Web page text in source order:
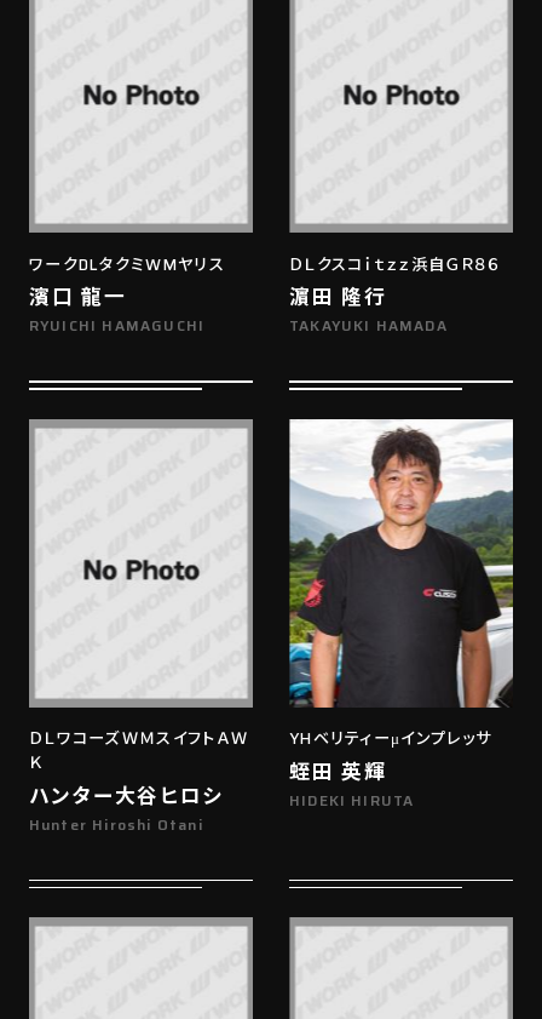
ワークDLタクミWMヤリス
濱口 龍一
RYUICHI HAMAGUCHI
ＤＬクスコｉｔｚｚ浜自ＧＲ８６
濵田 隆行
TAKAYUKI HAMADA
ＤＬワコーズＷＭスイフトＡＷ
Ｋ
ハンター大谷ヒロシ
Hunter Hiroshi Otani
YHベリティーμインプレッサ
蛭田 英輝
HIDEKI HIRUTA